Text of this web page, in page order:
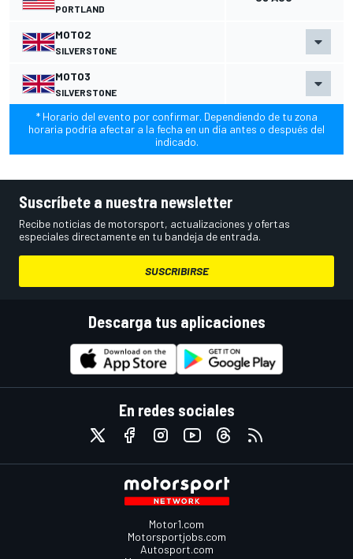
PORTLAND
MOTO2
SILVERSTONE
MOTO3
SILVERSTONE
* Horario del evento por confirmar. Dependiendo de tu zona
horaria podría afectar a la fecha en un día antes o después del
indicado.
Suscríbete a nuestra newsletter
Recibe noticias de motorsport, actualizaciones y ofertas
especiales directamente en tu bandeja de entrada.
SUSCRIBIRSE
Descarga tus aplicaciones
En redes sociales
Motor1.com
Motorsportjobs.com
Autosport.com